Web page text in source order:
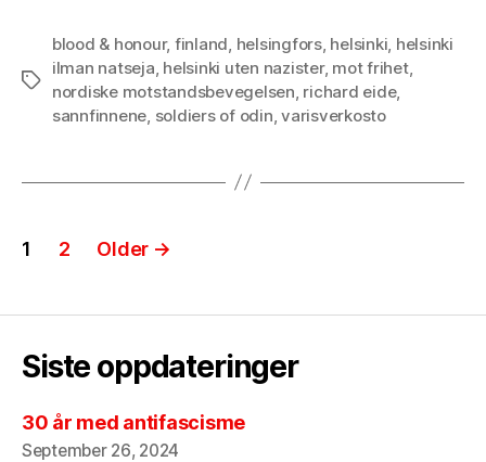
Tags
blood & honour, finland helsingfors, helsinki helsinki
ilman natseja helsinki uten nazister, mot frihet,
nordiske motstandsbevegelsen richard eide,
sannfinnene soldiers of odin ,varisverkosto
Posts
1 2 Older →
Siste oppdateringer
30 år med antifascisme
September 26, 2024